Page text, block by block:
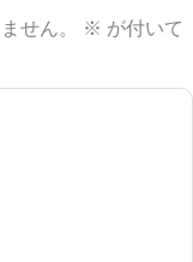
せん。 ※ が付いて